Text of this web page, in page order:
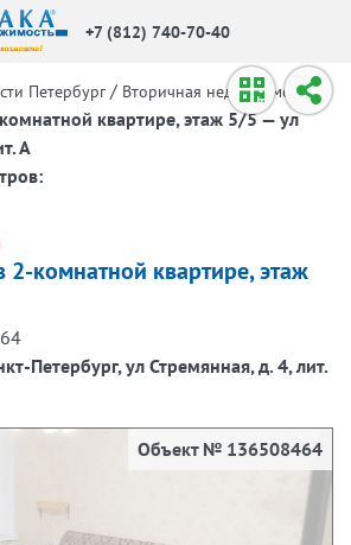
+7 (812) 740-70-40
Петербург / Вторичная недвижимость /
квартире, этаж 5/5 — ул
А
2-комнатной квартире, этаж
Петербург, ул Стремянная, д. 4, лит.
Объект № 136508464